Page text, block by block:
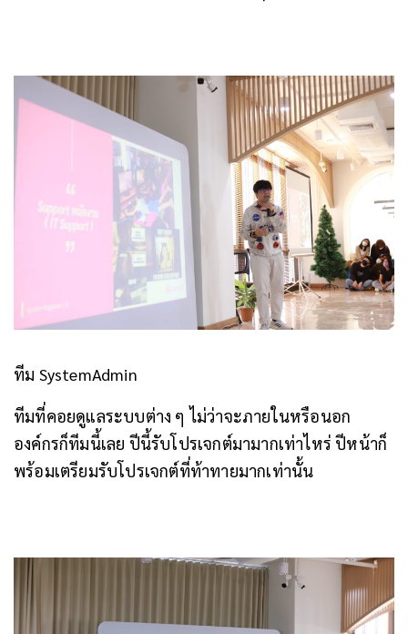
ทีม SystemAdmin
ทีมที่คอยดูแลระบบต่าง ๆ ไม่ว่าจะภายในหรือนอก
องค์กรก็ทีมนี้เลย ปีนี้รับโปรเจกต์มามากเท่าไหร่ ปีหน้าก็
พร้อมเตรียมรับโปรเจกต์ที่ท้าทายมากเท่านั้น